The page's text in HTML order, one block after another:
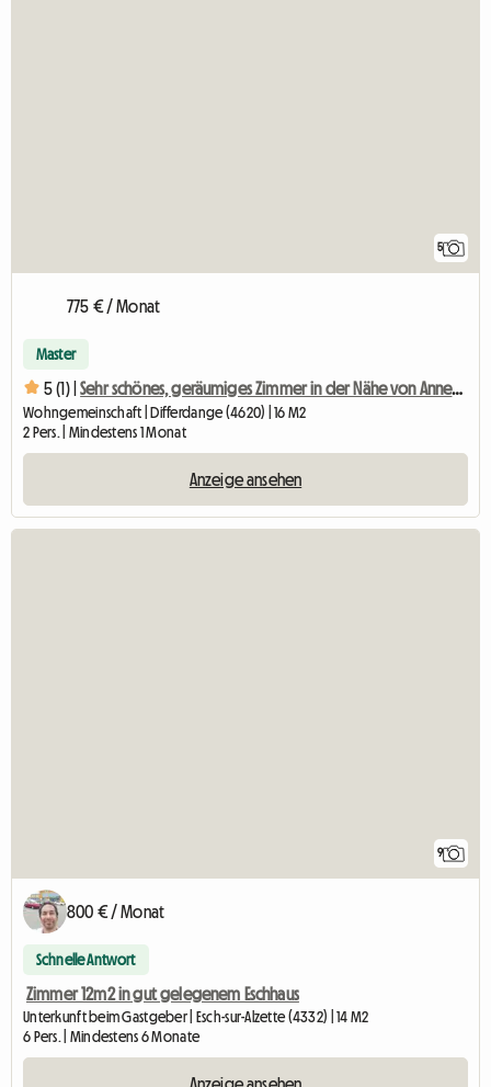
5
775 € / Monat
Master
5 (1) | Sehr schönes, geräumiges Zimmer in der Nähe von Annehmlichkeiten zu vermieten
Wohngemeinschaft | Differdange (4620) | 16 M2
2 Pers. | Mindestens 1 Monat
Anzeige ansehen
9
800 € / Monat
Schnelle Antwort
Zimmer 12m2 in gut gelegenem Eschhaus
Unterkunft beim Gastgeber | Esch-sur-Alzette (4332) | 14 M2
6 Pers. | Mindestens 6 Monate
Anzeige ansehen